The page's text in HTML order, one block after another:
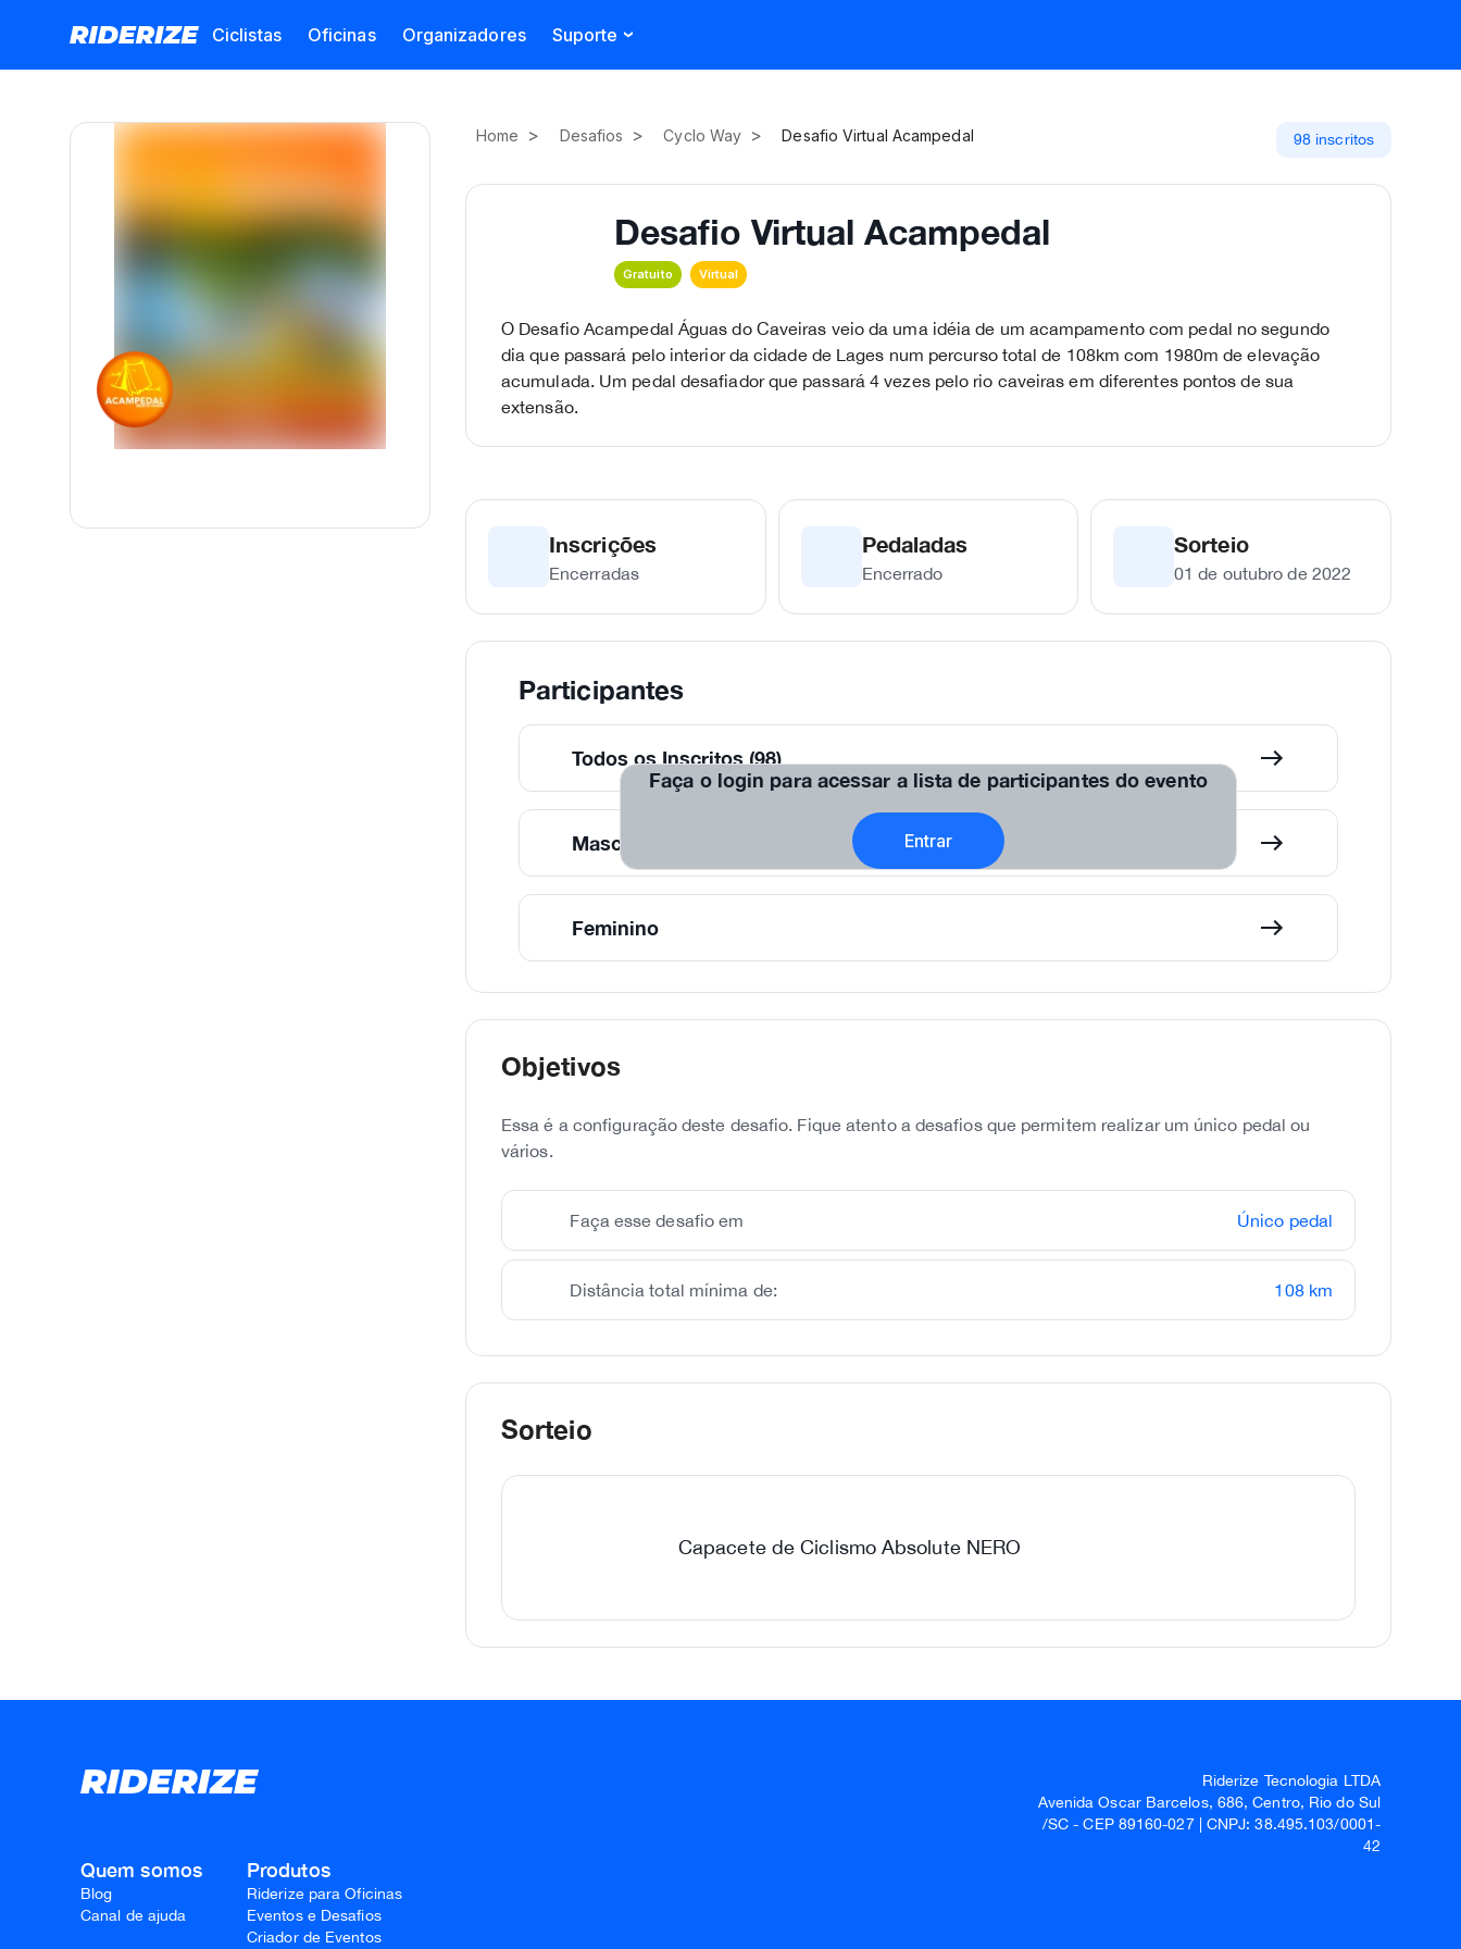
Ciclistas Oficinas Organizadores Suporte
Home > Desafios > Cyclo Way > Desafio Virtual Acampedal 98 inscritos
Desafio Virtual Acampedal
Gratuito Virtual
O Desafio Acampedal Águas do Caveiras veio da uma idéia de um acampamento com pedal no segundo
dia que passará pelo interior da cidade de Lages num percurso total de 108km com 1980m de elevação
acumulada. Um pedal desafiador que passará 4 vezes pelo rio caveiras em diferentes pontos de sua
extensão.
Inscrições
Encerradas
Pedaladas
Encerrado
Sorteio
01 de outubro de 2022
Participantes
Todos os Inscritos (98)
Masculino
Feminino
Faça o login para acessar a lista de participantes do evento
Entrar
Objetivos
Essa é a configuração deste desafio. Fique atento a desafios que permitem realizar um único pedal ou
vários.
Faça esse desafio em Único pedal
Distância total mínima de: 108 km
Sorteio
Capacete de Ciclismo Absolute NERO
Riderize Tecnologia LTDA
Avenida Oscar Barcelos, 686, Centro, Rio do Sul
/SC - CEP 89160-027 | CNPJ: 38.495.103/0001-
42
Quem somos
Blog
Canal de ajuda
Produtos
Riderize para Oficinas
Eventos e Desafios
Criador de Eventos